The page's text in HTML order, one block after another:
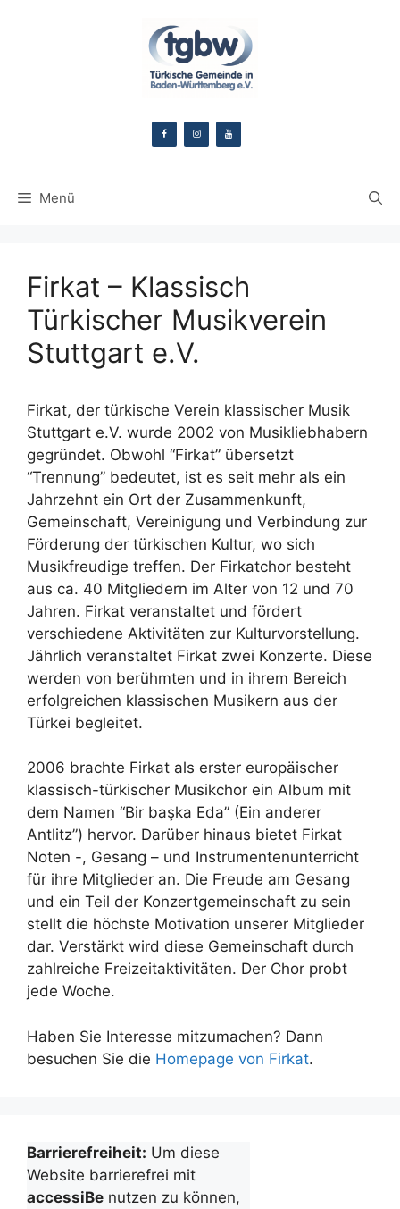
Menü
Firkat – Klassisch
Türkischer Musikverein
Stuttgart e.V.
Firkat, der türkische Verein klassischer Musik
Stuttgart e.V. wurde 2002 von Musikliebhabern
gegründet. Obwohl “Firkat” übersetzt
“Trennung” bedeutet, ist es seit mehr als ein
Jahrzehnt ein Ort der Zusammenkunft,
Gemeinschaft, Vereinigung und Verbindung zur
Förderung der türkischen Kultur, wo sich
Musikfreudige treffen. Der Firkatchor besteht
aus ca. 40 Mitgliedern im Alter von 12 und 70
Jahren. Firkat veranstaltet und fördert
verschiedene Aktivitäten zur Kulturvorstellung.
Jährlich veranstaltet Firkat zwei Konzerte. Diese
werden von berühmten und in ihrem Bereich
erfolgreichen klassischen Musikern aus der
Türkei begleitet.
2006 brachte Firkat als erster europäischer
klassisch-türkischer Musikchor ein Album mit
dem Namen “Bir başka Eda” (Ein anderer
Antlitz”) hervor. Darüber hinaus bietet Firkat
Noten -, Gesang – und Instrumentenunterricht
für ihre Mitglieder an. Die Freude am Gesang
und ein Teil der Konzertgemeinschaft zu sein
stellt die höchste Motivation unserer Mitglieder
dar. Verstärkt wird diese Gemeinschaft durch
zahlreiche Freizeitaktivitäten. Der Chor probt
jede Woche.
Haben Sie Interesse mitzumachen? Dann
besuchen Sie die Homepage von Firkat.
Barrierefreiheit: Um diese
Website barrierefrei mit
accessiBe nutzen zu können,